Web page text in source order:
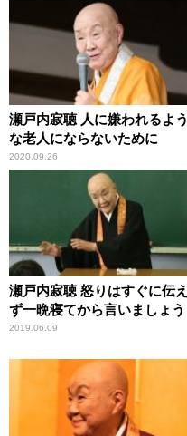
瀬戸内寂聴 人に嫌われるよう
な老人にならないために
2020.09.26
瀬戸内寂聴 怒りはすぐに伝え
ず一晩寝てから言いましょう
2019.06.09